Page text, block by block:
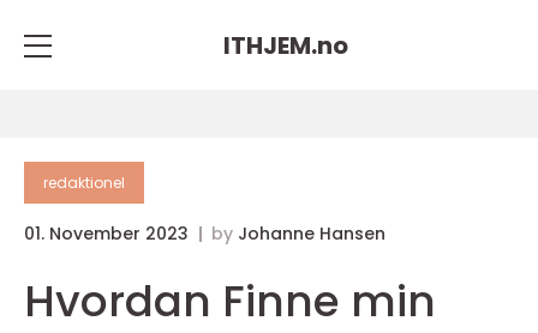
ITHJEM.no
redaktionel
01. November 2023 by Johanne Hansen
Hvordan Finne min